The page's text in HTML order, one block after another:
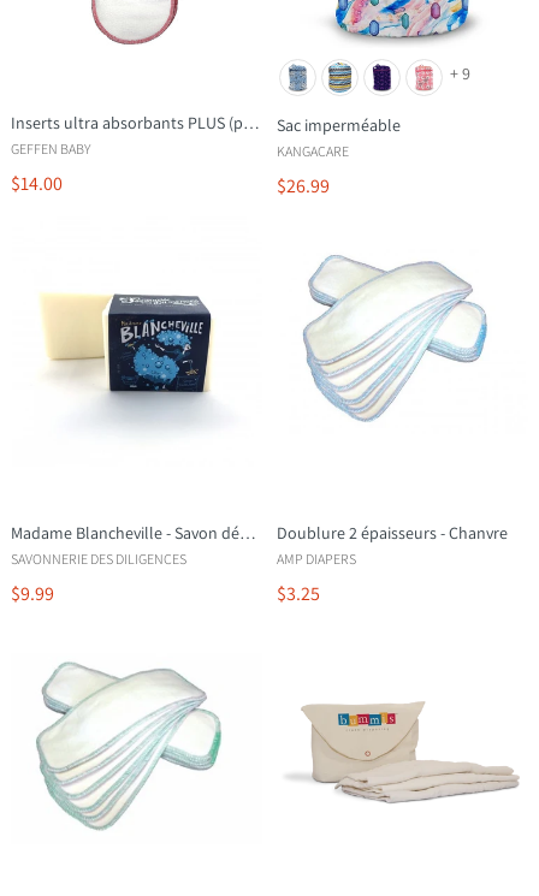
Inserts ultra absorbants PLUS (pqt 3)
GEFFEN BABY
$14.00
+ 9
Sac imperméable
KANGACARE
$26.99
Madame Blancheville - Savon détachant à l'huile de coco
SAVONNERIE DES DILIGENCES
$9.99
Doublure 2 épaisseurs - Chanvre
AMP DIAPERS
$3.25